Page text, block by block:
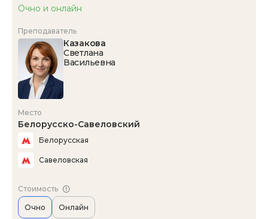
Очно и онлайн
Преподаватель
Казакова
Светлана
Васильевна
Место
Белорусско-Савеловский
Белорусская
Савеловская
Стоимость
Очно Онлайн